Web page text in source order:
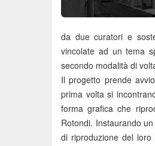
da due curatori e
vincolate ad un tema
secondo modalità di
Il progetto prende
prima volta si
forma grafica che
Rotondi. Instaurando
di riproduzione del